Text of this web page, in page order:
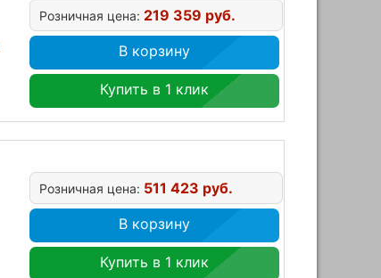
Розничная цена: 219 359 руб.
В корзину
Купить в 1 клик
Розничная цена: 511 423 руб.
В корзину
Купить в 1 клик